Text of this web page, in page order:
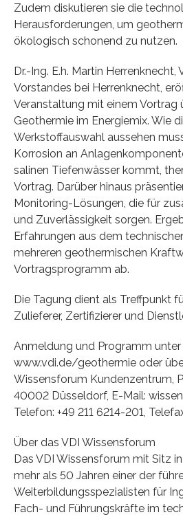
Zudem diskutieren sie die
Herausforderungen, um
ökologisch schonend zu nutzen.
Dr.-Ing. E.h. Martin Herrenknecht,
Vorstandes bei Herrenknecht,
Veranstaltung mit einem Vortrag
Geothermie im Energiemix. Wie
Werkstoffauswahl aussehen
Korrosion an
salinen Tiefenwässer kommt,
Vortrag. Darüber hinaus
Monitoring-Lösungen, die für
und Zuverlässigkeit sorgen.
Erfahrungen aus dem
mehreren geothermischen
Vortragsprogramm ab.
Die Tagung dient als Treffpunkt
Zulieferer, Zertifizierer und
Anmeldung und Programm unter
www.vdi.de/geothermie oder
Wissensforum Kundenzentrum,
40002 Düsseldorf, E-Mail:
Telefon: +49 211 6214-201,
Über das VDI Wissensforum
Das VDI Wissensforum mit Sitz
mehr als 50 Jahren einer der
Weiterbildungsspezialisten für
Fach- und Führungskräfte im